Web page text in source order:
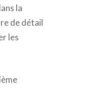
la
de détail
les